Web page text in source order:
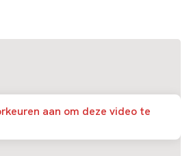
aan om deze video te